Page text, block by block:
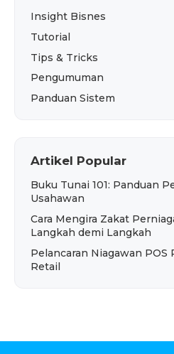
Insight Bisnes
Tutorial
Tips & Tricks
Pengumuman
Panduan Sistem
Artikel Popular
Buku Tunai 101: Panduan
Usahawan
Cara Mengira Zakat
Langkah demi Langkah
Pelancaran Niagawan
Retail